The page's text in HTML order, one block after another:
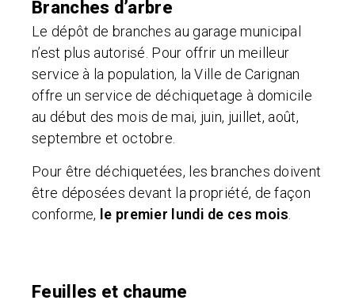
Branches d’arbre
Le dépôt de branches au garage municipal
n’est plus autorisé. Pour offrir un meilleur
service à la population, la Ville de Carignan
offre un service de déchiquetage à domicile
au début des mois de mai, juin, juillet, août,
septembre et octobre.
Pour être déchiquetées, les branches doivent
être déposées devant la propriété, de façon
conforme, le premier lundi de ces mois
Feuilles et chaume